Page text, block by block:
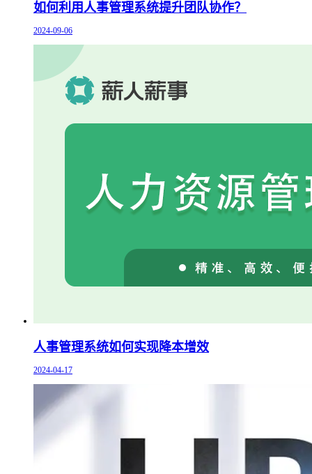
如何利用人事管理系统提升团队协作？
2024-09-06
人事管理系统如何实现降本增效
2024-04-17